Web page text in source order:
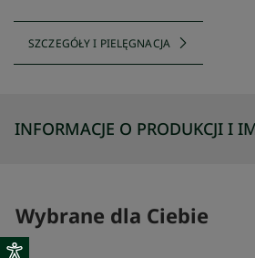
SZCZEGÓŁY I PIELĘGNACJA
INFORMACJE O PRODUKCJI I
Wybrane dla Ciebie